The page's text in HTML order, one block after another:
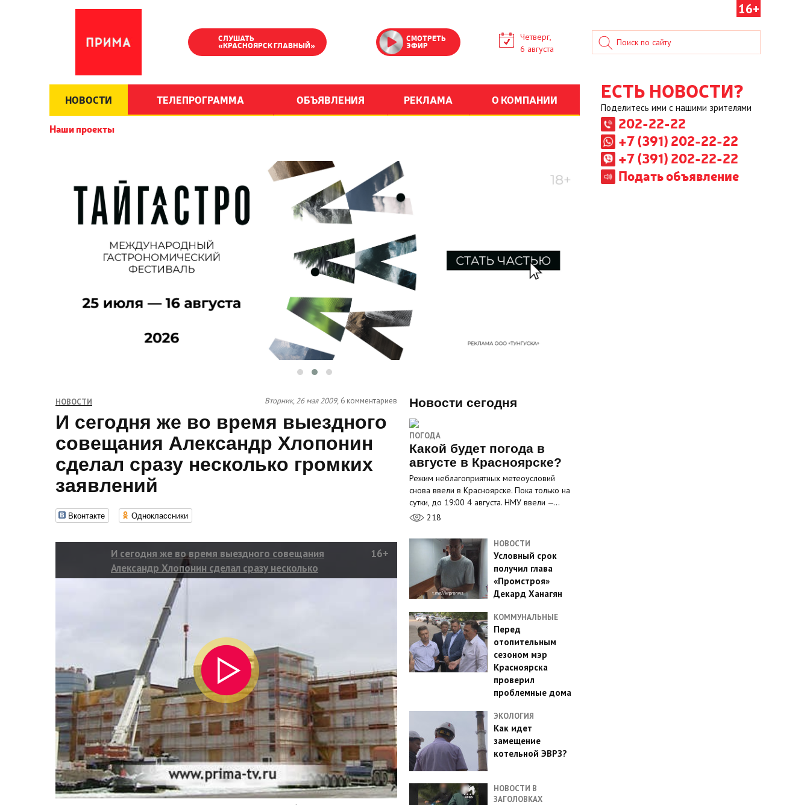
16+
СЛУШАТЬ
«КРАСНОЯРСК ГЛАВНЫЙ»
СМОТРЕТЬ
ЭФИР
Четверг,
6 августа
НОВОСТИ ТЕЛЕПРОГРАММА ОБЪЯВЛЕНИЯ РЕКЛАМА О КОМПАНИИ
Наши проекты
ЕСТЬ НОВОСТИ?
Поделитесь ими с нашими зрителями
202-22-22
+7 (391) 202-22-22
+7 (391) 202-22-22
Подать объявление
НОВОСТИ Вторник, 26 мая 2009, 6 комментариев
И сегодня же во время выездного
совещания Александр Хлопонин
сделал сразу несколько громких
заявлений
Вконтакте Одноклассники
И сегодня же во время выездного совещания
Александр Хлопонин сделал сразу несколько
громких заявлений
16+
Новости сегодня
ПОГОДА
Какой будет погода в
августе в Красноярске?
Режим неблагоприятных метеоусловий
снова ввели в Красноярске. Пока только на
сутки, до 19:00 4 августа. НМУ ввели —…
218
НОВОСТИ
Условный срок
получил глава
«Промстроя»
Декард Ханагян
КОММУНАЛЬНЫЕ
Перед
отопительным
сезоном мэр
Красноярска
проверил
проблемные дома
ЭКОЛОГИЯ
Как идет
замещение
котельной ЭВРЗ?
НОВОСТИ В
ЗАГОЛОВКАХ